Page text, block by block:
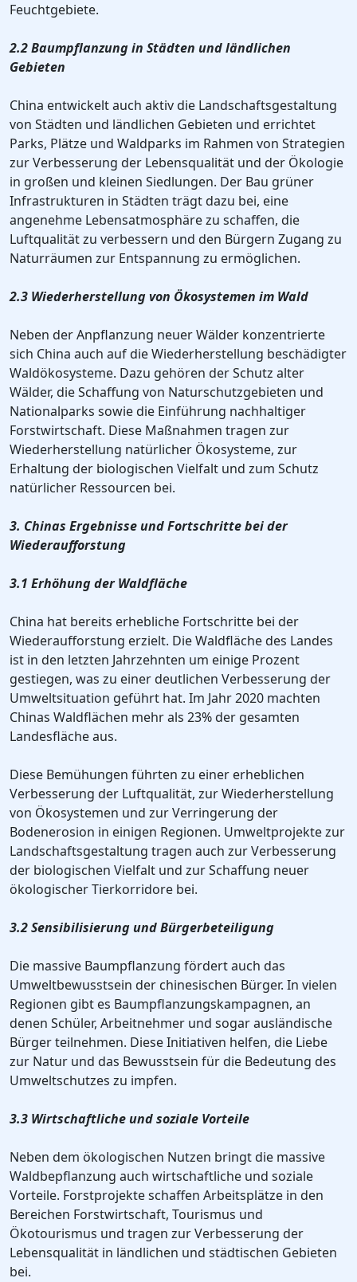
Feuchtgebiete.
2.2 Baumpflanzung in Städten und ländlichen
Gebieten
China entwickelt auch aktiv die Landschaftsgestaltung
von Städten und ländlichen Gebieten und errichtet
Parks, Plätze und Waldparks im Rahmen von Strategien
zur Verbesserung der Lebensqualität und der Ökologie
in großen und kleinen Siedlungen. Der Bau grüner
Infrastrukturen in Städten trägt dazu bei, eine
angenehme Lebensatmosphäre zu schaffen, die
Luftqualität zu verbessern und den Bürgern Zugang zu
Naturräumen zur Entspannung zu ermöglichen.
2.3 Wiederherstellung von Ökosystemen im Wald
Neben der Anpflanzung neuer Wälder konzentrierte
sich China auch auf die Wiederherstellung beschädigter
Waldökosysteme. Dazu gehören der Schutz alter
Wälder, die Schaffung von Naturschutzgebieten und
Nationalparks sowie die Einführung nachhaltiger
Forstwirtschaft. Diese Maßnahmen tragen zur
Wiederherstellung natürlicher Ökosysteme, zur
Erhaltung der biologischen Vielfalt und zum Schutz
natürlicher Ressourcen bei.
3. Chinas Ergebnisse und Fortschritte bei der
Wiederaufforstung
3.1 Erhöhung der Waldfläche
China hat bereits erhebliche Fortschritte bei der
Wiederaufforstung erzielt. Die Waldfläche des Landes
ist in den letzten Jahrzehnten um einige Prozent
gestiegen, was zu einer deutlichen Verbesserung der
Umweltsituation geführt hat. Im Jahr 2020 machten
Chinas Waldflächen mehr als 23% der gesamten
Landesfläche aus.
Diese Bemühungen führten zu einer erheblichen
Verbesserung der Luftqualität, zur Wiederherstellung
von Ökosystemen und zur Verringerung der
Bodenerosion in einigen Regionen. Umweltprojekte zur
Landschaftsgestaltung tragen auch zur Verbesserung
der biologischen Vielfalt und zur Schaffung neuer
ökologischer Tierkorridore bei.
3.2 Sensibilisierung und Bürgerbeteiligung
Die massive Baumpflanzung fördert auch das
Umweltbewusstsein der chinesischen Bürger. In vielen
Regionen gibt es Baumpflanzungskampagnen, an
denen Schüler, Arbeitnehmer und sogar ausländische
Bürger teilnehmen. Diese Initiativen helfen, die Liebe
zur Natur und das Bewusstsein für die Bedeutung des
Umweltschutzes zu impfen.
3.3 Wirtschaftliche und soziale Vorteile
Neben dem ökologischen Nutzen bringt die massive
Waldbepflanzung auch wirtschaftliche und soziale
Vorteile. Forstprojekte schaffen Arbeitsplätze in den
Bereichen Forstwirtschaft, Tourismus und
Ökotourismus und tragen zur Verbesserung der
Lebensqualität in ländlichen und städtischen Gebieten
bei.